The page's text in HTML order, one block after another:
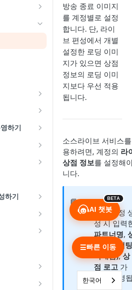
설정
경 확인
하기
지, 퀴즈, 투
하기
방송 종료 이미지
를 계정별로 설정
합니다. 단, 라이
브 편성에서 개별
설정한 로딩 이미
지가 있으면 상점
정보의 로딩 이미
지보다 우선 적용
됩니다.
소스라이브 서비스
용하려면, 계정의 라
상점 정보를 설정해
니다.
📘
초기 계정
성 시 입력
파트너명,
점명 (=채팅
닉네임),상
점 로고가
자동 반영
☰빠른 이동
BETA
AI 챗봇
한국어